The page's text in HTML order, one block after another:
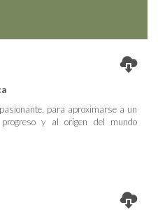
para aproximarse a un
y al origen del mundo